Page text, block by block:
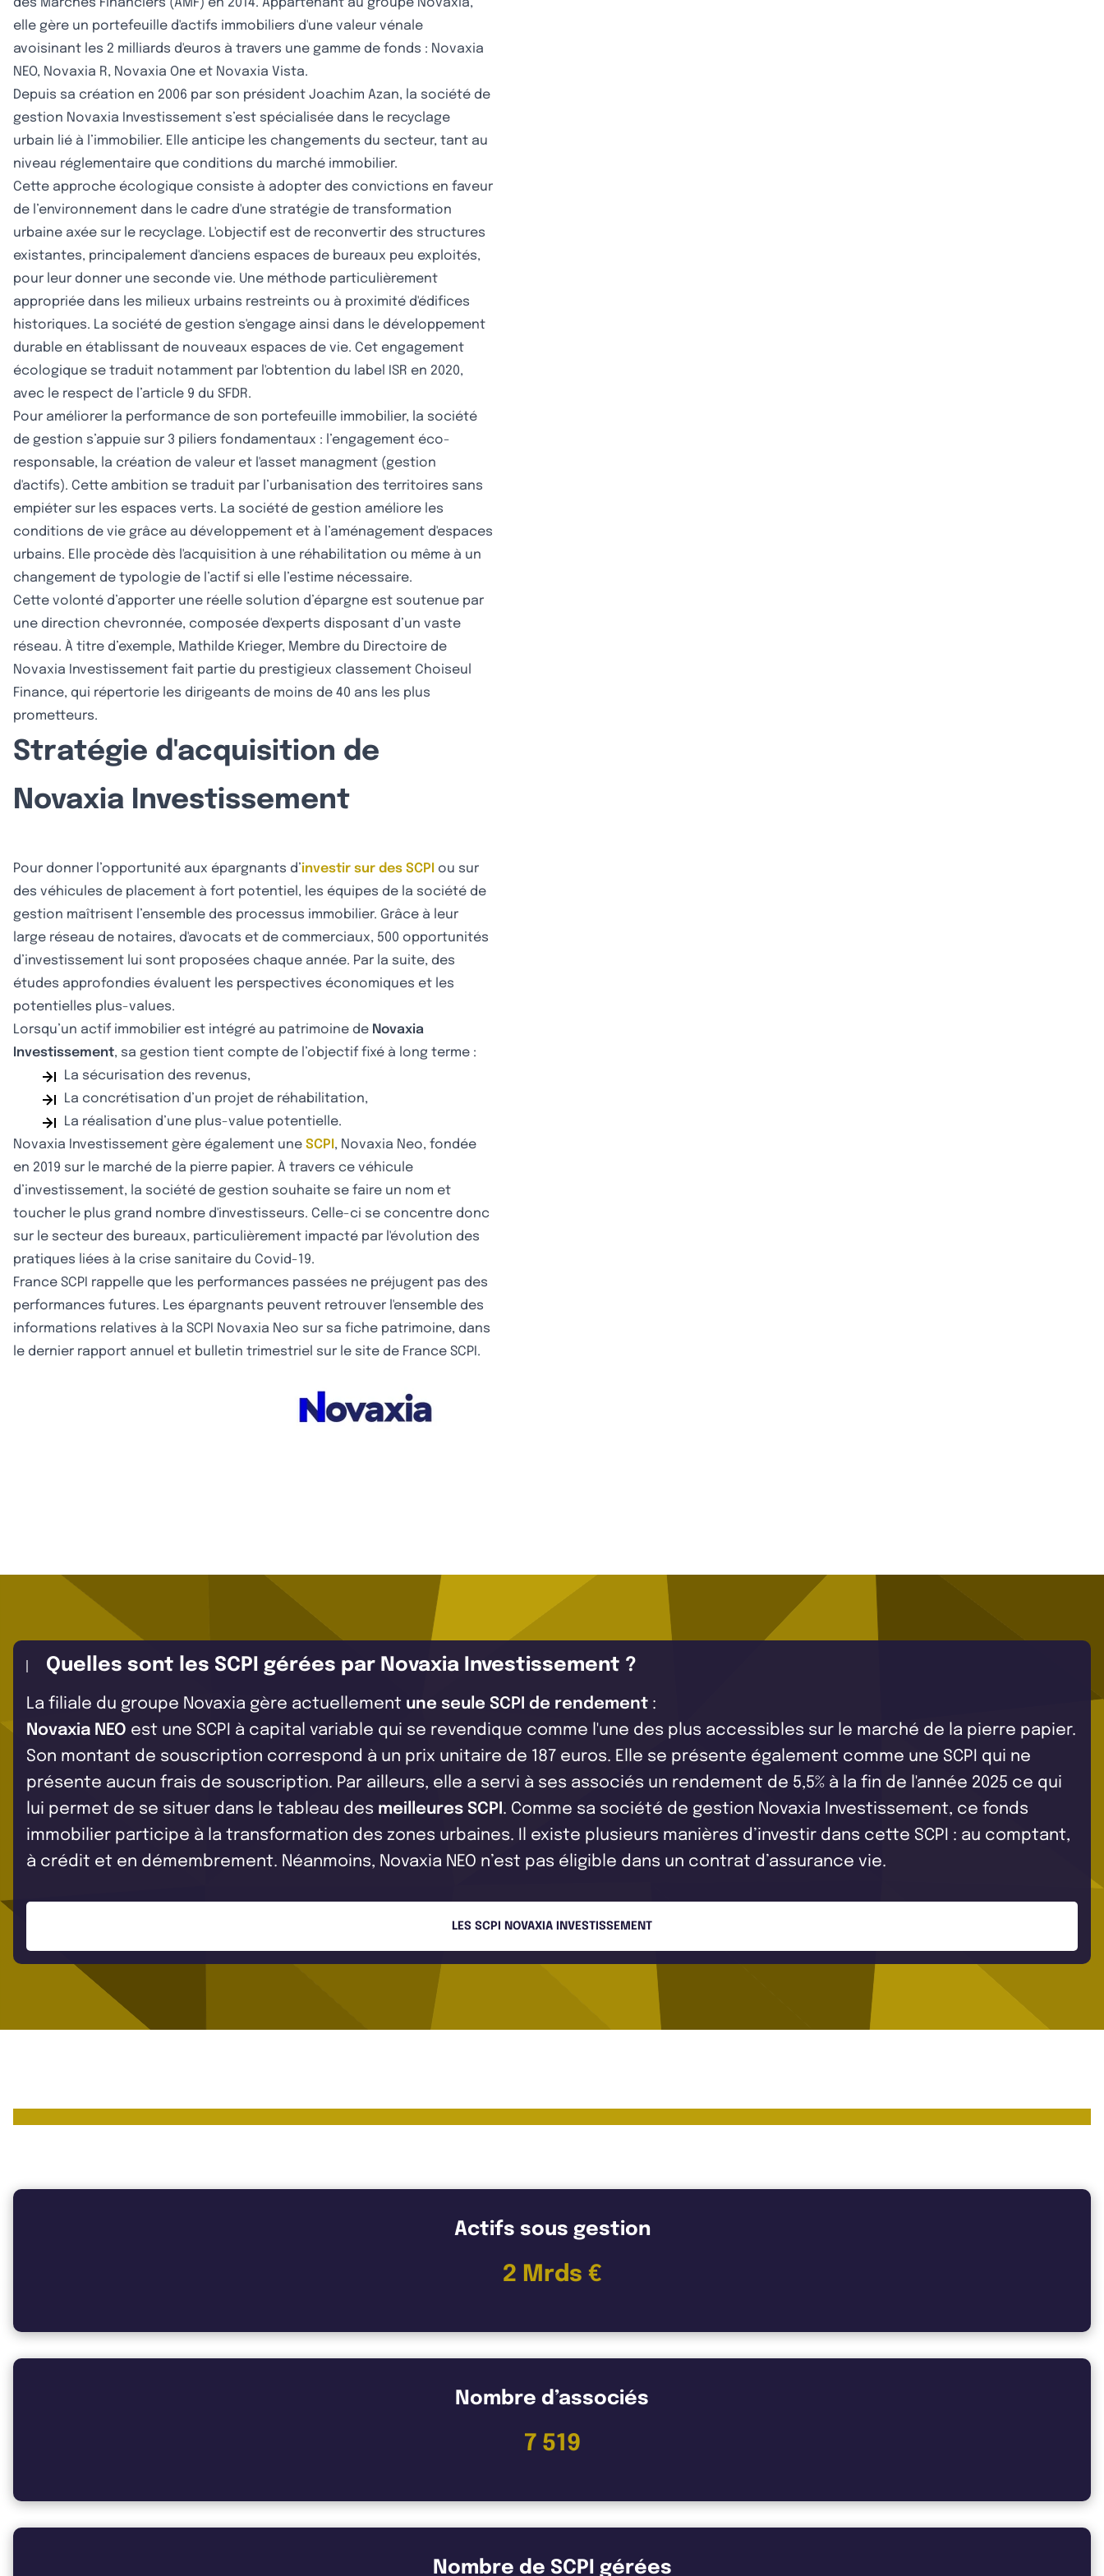
des Marchés Financiers (AMF) en 2014. Appartenant au groupe Novaxia,
elle gère un portefeuille d'actifs immobiliers d'une valeur vénale
avoisinant les 2 milliards d'euros à travers une gamme de fonds : Novaxia
NEO, Novaxia R, Novaxia One et Novaxia Vista.
Depuis sa création en 2006 par son président Joachim Azan, la société de
gestion Novaxia Investissement s’est spécialisée dans le recyclage
urbain lié à l’immobilier. Elle anticipe les changements du secteur, tant au
niveau réglementaire que conditions du marché immobilier.
Cette approche écologique consiste à adopter des convictions en faveur
de l’environnement dans le cadre d'une stratégie de transformation
urbaine axée sur le recyclage. L'objectif est de reconvertir des structures
existantes, principalement d'anciens espaces de bureaux peu exploités,
pour leur donner une seconde vie. Une méthode particulièrement
appropriée dans les milieux urbains restreints ou à proximité d'édifices
historiques. La société de gestion s'engage ainsi dans le développement
durable en établissant de nouveaux espaces de vie. Cet engagement
écologique se traduit notamment par l'obtention du label ISR en 2020,
avec le respect de l’article 9 du SFDR.
Pour améliorer la performance de son portefeuille immobilier, la société
de gestion s’appuie sur 3 piliers fondamentaux : l’engagement éco-
responsable, la création de valeur et l'asset managment (gestion
d'actifs). Cette ambition se traduit par l’urbanisation des territoires sans
empiéter sur les espaces verts. La société de gestion améliore les
conditions de vie grâce au développement et à l’aménagement d'espaces
urbains. Elle procède dès l'acquisition à une réhabilitation ou même à un
changement de typologie de l’actif si elle l’estime nécessaire.
Cette volonté d’apporter une réelle solution d’épargne est soutenue par
une direction chevronnée, composée d'experts disposant d’un vaste
réseau. À titre d’exemple, Mathilde Krieger, Membre du Directoire de
Novaxia Investissement fait partie du prestigieux classement Choiseul
Finance, qui répertorie les dirigeants de moins de 40 ans les plus
prometteurs.
Stratégie d'acquisition de
Novaxia Investissement
Pour donner l’opportunité aux épargnants d’investir sur des SCPI ou sur
des véhicules de placement à fort potentiel, les équipes de la société de
gestion maîtrisent l’ensemble des processus immobilier. Grâce à leur
large réseau de notaires, d'avocats et de commerciaux, 500 opportunités
d’investissement lui sont proposées chaque année. Par la suite, des
études approfondies évaluent les perspectives économiques et les
potentielles plus-values.
Lorsqu’un actif immobilier est intégré au patrimoine de Novaxia
Investissement, sa gestion tient compte de l’objectif fixé à long terme :
La sécurisation des revenus,
La concrétisation d’un projet de réhabilitation,
La réalisation d’une plus-value potentielle.
Novaxia Investissement gère également une SCPI , Novaxia Neo, fondée
en 2019 sur le marché de la pierre papier. À travers ce véhicule
d’investissement, la société de gestion souhaite se faire un nom et
toucher le plus grand nombre d'investisseurs. Celle-ci se concentre donc
sur le secteur des bureaux, particulièrement impacté par l'évolution des
pratiques liées à la crise sanitaire du Covid-19.
France SCPI rappelle que les performances passées ne préjugent pas des
performances futures. Les épargnants peuvent retrouver l'ensemble des
informations relatives à la SCPI Novaxia Neo sur sa fiche patrimoine, dans
le dernier rapport annuel et bulletin trimestriel sur le site de France SCPI.
Quelles sont les SCPI gérées par Novaxia Investissement ?
La filiale du groupe Novaxia gère actuellement une seule SCPI de rendement :
Novaxia NEO est une SCPI à capital variable qui se revendique comme l'une des plus accessibles sur le marché de la pierre papier.
Son montant de souscription correspond à un prix unitaire de 187 euros. Elle se présente également comme une SCPI qui ne
présente aucun frais de souscription. Par ailleurs, elle a servi à ses associés un rendement de 5,5% à la fin de l'année 2025 ce qui
lui permet de se situer dans le tableau des meilleures SCPI . Comme sa société de gestion Novaxia Investissement, ce fonds
immobilier participe à la transformation des zones urbaines. Il existe plusieurs manières d’investir dans cette SCPI : au comptant,
à crédit et en démembrement. Néanmoins, Novaxia NEO n’est pas éligible dans un contrat d’assurance vie.
LES SCPI NOVAXIA INVESTISSEMENT
Actifs sous gestion
2 Mrds €
Nombre d’associés
7 519
Nombre de SCPI gérées